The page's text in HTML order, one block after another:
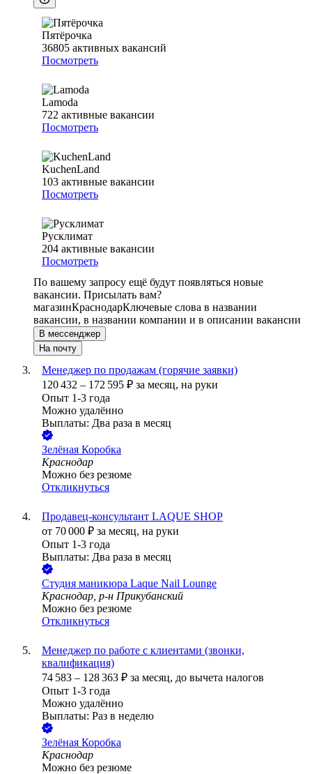
Пятёрочка
36805 активных вакансий
Посмотреть
Lamoda
722 активные вакансии
Посмотреть
KuchenLand
103 активные вакансии
Посмотреть
Русклимат
204 активные вакансии
Посмотреть
По вашему запросу ещё будут появляться новые
вакансии. Присылать вам?
магазинКраснодарКлючевые слова в названии
вакансии, в названии компании и в описании вакансии
В мессенджер
На почту
Менеджер по продажам (горячие заявки)
120 432 – 172 595 ₽ за месяц, на руки
Опыт 1-3 года
Можно удалённо
Выплаты: Два раза в месяц
Зелёная Коробка
Краснодар
Можно без резюме
Откликнуться
Продавец-консультант LAQUE SHOP
от 70 000 ₽ за месяц, на руки
Опыт 1-3 года
Выплаты: Два раза в месяц
Студия маникюра Laque Nail Lounge
Краснодар, р-н Прикубанский
Можно без резюме
Откликнуться
Менеджер по работе с клиентами (звонки,
квалификация)
74 583 – 128 363 ₽ за месяц, до вычета налогов
Опыт 1-3 года
Можно удалённо
Выплаты: Раз в неделю
Зелёная Коробка
Краснодар
Можно без резюме